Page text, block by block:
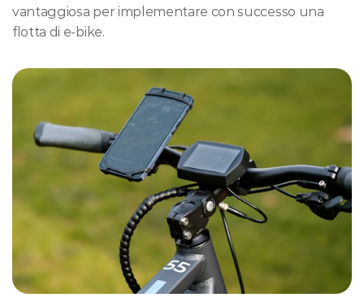
vantaggiosa per implementare con successo una
flotta di e-bike.